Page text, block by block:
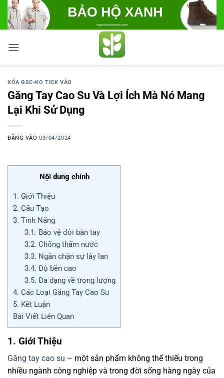
Bỏ
qua
nội
dung
XÓA GSC-KO TICK VÀO
Găng Tay Cao Su Và Lợi Ích Mà Nó Mang
Lại Khi Sử Dụng
ĐĂNG VÀO03/04/2024
Nội dung chính
1. Giới Thiệu
2. Cấu Tạo
3. Tính Năng
3.1. Bảo vệ đôi bàn tay
3.2. Chống thấm nước
3.3. Ngăn chặn sự lây lan
3.4. Độ bền cao
3.5. Đa dạng về trọng lượng
4. Các Loại Găng Tay Cao Su
5. Kết Luận
Bài Viết Liên Quan
1. Giới Thiệu
Găng tay cao su – một sản phẩm không thể thiếu trong
nhiều ngành công nghiệp và trong đời sống hàng ngày của